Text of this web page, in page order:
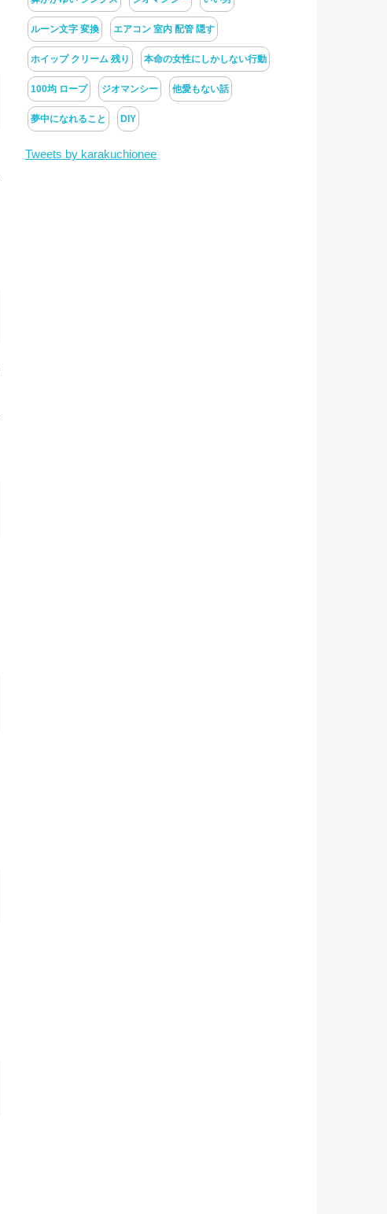
ルーン文字 変換 エアコン 室内 配管 隠す
ホイップ クリーム 残り 本命の女性にしかしない行動
100均 ロープ ジオマンシー 他愛もない話
夢中になれること DIY
Tweets by karakuchionee